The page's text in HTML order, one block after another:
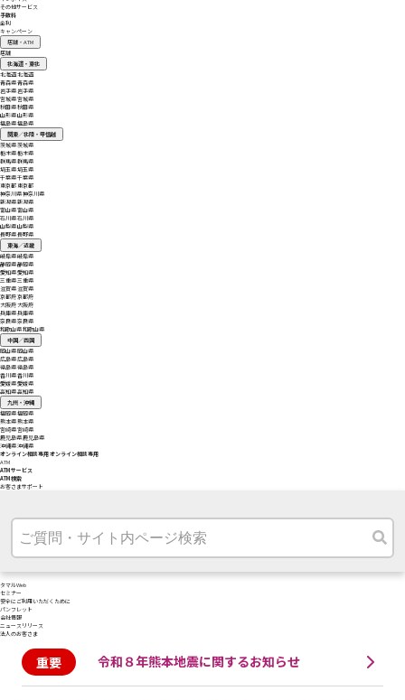
その他サービス
手数料
金利
キャンペーン
店舗・ATM
店舗
北海道・東北
北海道北海道
青森県青森県
岩手県岩手県
宮城県宮城県
秋田県秋田県
山形県山形県
福島県福島県
関東／北陸・甲信越
茨城県茨城県
栃木県栃木県
群馬県群馬県
埼玉県埼玉県
千葉県千葉県
東京都東京都
神奈川県神奈川県
新潟県新潟県
富山県富山県
石川県石川県
山梨県山梨県
長野県長野県
東海／近畿
岐阜県岐阜県
静岡県静岡県
愛知県愛知県
三重県三重県
滋賀県滋賀県
京都府京都府
大阪府大阪府
兵庫県兵庫県
奈良県奈良県
和歌山県和歌山県
中国／四国
岡山県岡山県
広島県広島県
徳島県徳島県
香川県香川県
愛媛県愛媛県
高知県高知県
九州・沖縄
福岡県福岡県
熊本県熊本県
宮崎県宮崎県
鹿児島県鹿児島県
沖縄県沖縄県
オンライン相談専用オンライン相談専用
ATM
ATMサービス
ATM検索
お客さまサポート
タマルWeb
セミナー
安全にご利用いただくために
パンフレット
会社情報
ニュースリリース
法人のお客さま
令和８年熊本地震に関するお知らせ